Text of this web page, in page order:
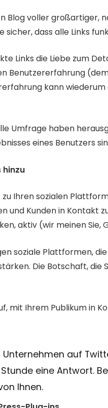
Blog voller großartiger,
sicher, dass alle Links
Links die Liebe zum
Benutzererfahrung
kann wiederum
Umfrage haben
eines Benutzers
hinzu
Ihren sozialen
und Kunden in Kontakt
aktiv (wir meinen Sie,
soziale Plattformen,
Die Botschaft, die
mit Ihrem Publikum in
auf
eine Antwort.
Ihnen.